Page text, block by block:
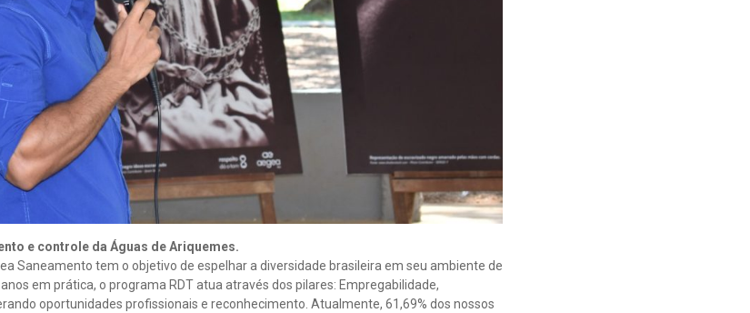
e controle da Águas de Ariquemes.
Saneamento tem o objetivo de espelhar a diversidade brasileira em seu ambiente de
em prática, o programa RDT atua através dos pilares: Empregabilidade,
oportunidades profissionais e reconhecimento. Atualmente, 61,69% dos nossos